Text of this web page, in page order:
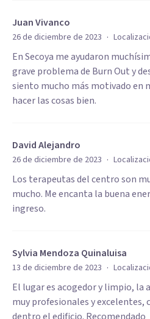
Juan Vivanco
26 de diciembre de 2023 ·
En Secoya me ayudaron
grave problema de Burn Out y
siento mucho más motivado en
hacer las cosas bien.
David Alejandro
26 de diciembre de 2023 ·
Los terapeutas del centro son
mucho. Me encanta la buena
ingreso.
Sylvia Mendoza Quinaluisa
13 de diciembre de 2023 ·
El lugar es acogedor y limpio, la
muy profesionales y excelentes,